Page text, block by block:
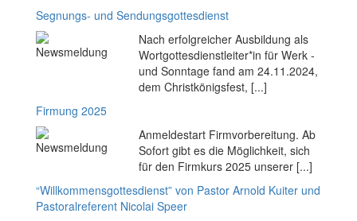
Segnungs- und Sendungsgottesdienst
Nach erfolgreicher Ausbildung als
Wortgottesdienstleiter*in für Werk -
und Sonntage fand am 24.11.2024,
dem Christkönigsfest, [...]
Firmung 2025
Anmeldestart Firmvorbereitung. Ab
Sofort gibt es die Möglichkeit, sich
für den Firmkurs 2025 unserer [...]
“Willkommensgottesdienst” von Pastor Arnold Kuiter und
Pastoralreferent Nicolai Speer